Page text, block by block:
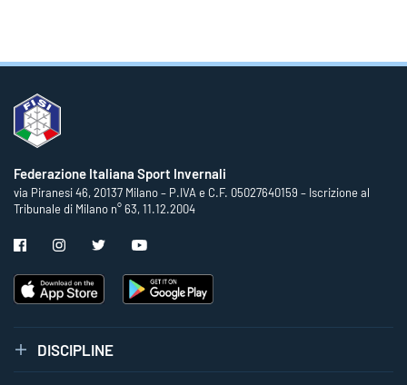
Federazione Italiana Sport Invernali
via Piranesi 46, 20137 Milano – P.IVA e C.F. 05027640159 – Iscrizione al
Tribunale di Milano n° 63, 11.12.2004
DISCIPLINE